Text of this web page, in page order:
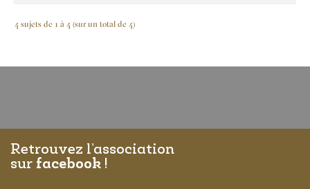
4 sujets de 1 à 4 (sur un total de 4)
Retrouvez l’association
sur facebook !